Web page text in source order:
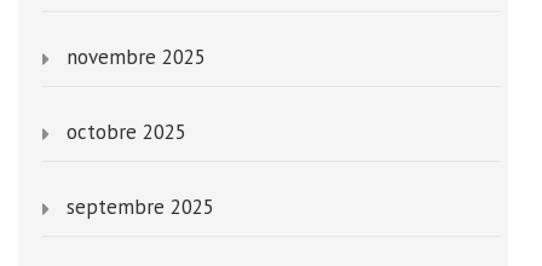
novembre 2025
octobre 2025
septembre 2025